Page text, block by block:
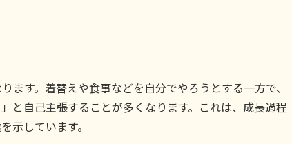
ます。着替えや食事などを自分でやろうとする一方で、
と自己主張することが多くなります。これは、成長過程
示しています。